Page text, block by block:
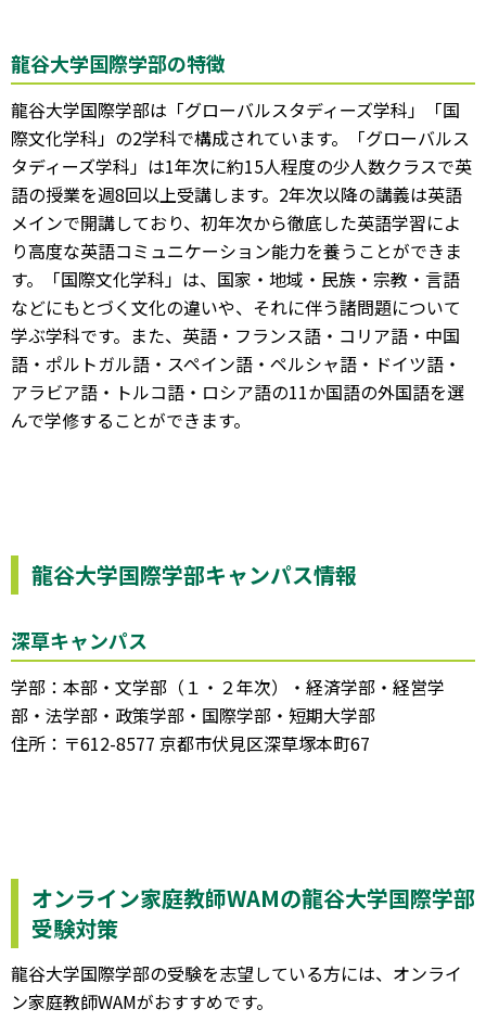
龍谷大学国際学部の特徴
龍谷大学国際学部は「グローバルスタディーズ学科」「国
際文化学科」の2学科で構成されています。「グローバルス
タディーズ学科」は1年次に約15人程度の少人数クラスで英
語の授業を週8回以上受講します。2年次以降の講義は英語
メインで開講しており、初年次から徹底した英語学習によ
り高度な英語コミュニケーション能力を養うことができま
す。「国際文化学科」は、国家・地域・民族・宗教・言語
などにもとづく文化の違いや、それに伴う諸問題について
学ぶ学科です。また、英語・フランス語・コリア語・中国
語・ポルトガル語・スペイン語・ペルシャ語・ドイツ語・
アラビア語・トルコ語・ロシア語の11か国語の外国語を選
んで学修することができます。
龍谷大学国際学部キャンパス情報
深草キャンパス
学部：本部・文学部（１・２年次）・経済学部・経営学
部・法学部・政策学部・国際学部・短期大学部
住所：〒612-8577 京都市伏見区深草塚本町67
オンライン家庭教師WAMの龍谷大学国際学部
受験対策
龍谷大学国際学部の受験を志望している方には、オンライ
ン家庭教師WAMがおすすめです。